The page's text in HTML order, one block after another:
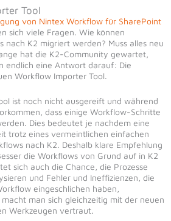
Tool
von Nintex Workflow für SharePoint
sich viele Fragen. Wie können
nach K2 migriert werden? Muss alles neu
hat die K2-Community gewartet,
endlich eine Antwort darauf: Die
Workflow Importer Tool.
ist noch nicht ausgereift und während
dass einige Workflow-Schritte
Dies bedeutet je nachdem eine
trotz eines vermeintlichen einfachen
nach K2. Deshalb klare Empfehlung
die Workflows von Grund auf in K2
sich auch die Chance, die Prozesse
und Fehler und Ineffizienzen, die
eingeschlichen haben,
man sich gleichzeitig mit der neuen
Werkzeugen vertraut.